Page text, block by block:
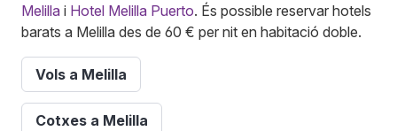
Melilla i Hotel Melilla Puerto. És possible reservar hotels
barats a Melilla des de 60 € per nit en habitació doble.
Vols a Melilla
Cotxes a Melilla